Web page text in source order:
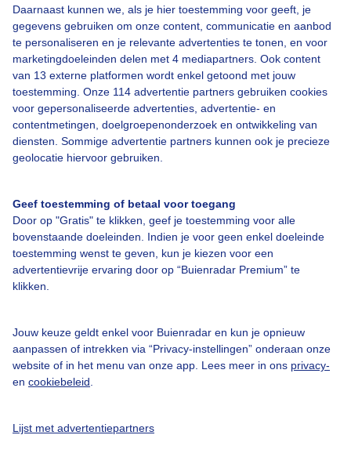
Daarnaast kunnen we, als je hier toestemming voor geeft, je
gegevens gebruiken om onze content, communicatie en aanbod
te personaliseren en je relevante advertenties te tonen, en voor
marketingdoeleinden delen met 4 mediapartners. Ook content
van 13 externe platformen wordt enkel getoond met jouw
toestemming. Onze 114 advertentie partners gebruiken cookies
voor gepersonaliseerde advertenties, advertentie- en
contentmetingen, doelgroepenonderzoek en ontwikkeling van
diensten. Sommige advertentie partners kunnen ook je precieze
geolocatie hiervoor gebruiken.
Geef toestemming of betaal voor toegang
Door op "Gratis" te klikken, geef je toestemming voor alle
bovenstaande doeleinden. Indien je voor geen enkel doeleinde
toestemming wenst te geven, kun je kiezen voor een
advertentievrije ervaring door op “Buienradar Premium” te
klikken.
Jouw keuze geldt enkel voor Buienradar en kun je opnieuw
aanpassen of intrekken via “Privacy-instellingen” onderaan onze
website of in het menu van onze app. Lees meer in ons privacy-
en cookiebeleid
Lijst met advertentiepartners
Over Buienradar
Bedrijfsgegevens
Contact
Toegankelijkheid
Gebruikersvoorwaarden
Adverteren
Privacy beleid
Cookie beleid